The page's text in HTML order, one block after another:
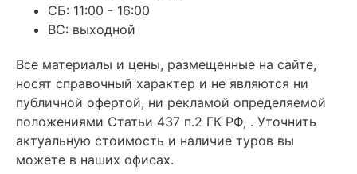
СБ: 11:00 - 16:00
ВС: выходной
Все материалы и цены, размещенные на сайте,
носят справочный характер и не являются ни
публичной офертой, ни рекламой определяемой
положениями Статьи 437 п.2 ГК РФ, . Уточнить
актуальную стоимость и наличие туров вы
можете в наших офисах.